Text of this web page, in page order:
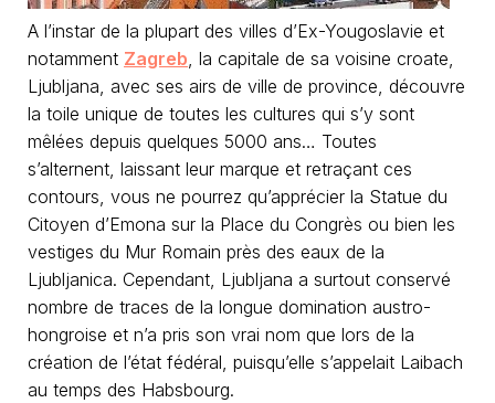
A l’instar de la plupart des villes d’Ex-Yougoslavie et
notamment Zagreb, la capitale de sa voisine croate,
Ljubljana, avec ses airs de ville de province, découvre
la toile unique de toutes les cultures qui s’y sont
mêlées depuis quelques 5000 ans… Toutes
s’alternent, laissant leur marque et retraçant ces
contours, vous ne pourrez qu’apprécier la Statue du
Citoyen d’Emona sur la Place du Congrès ou bien les
vestiges du Mur Romain près des eaux de la
Ljubljanica. Cependant, Ljubljana a surtout conservé
nombre de traces de la longue domination austro-
hongroise et n’a pris son vrai nom que lors de la
création de l’état fédéral, puisqu’elle s’appelait Laibach
au temps des Habsbourg.